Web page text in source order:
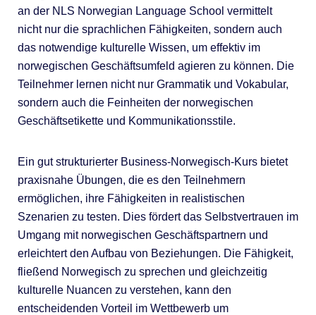
an der NLS Norwegian Language School vermittelt
nicht nur die sprachlichen Fähigkeiten, sondern auch
das notwendige kulturelle Wissen, um effektiv im
norwegischen Geschäftsumfeld agieren zu können. Die
Teilnehmer lernen nicht nur Grammatik und Vokabular,
sondern auch die Feinheiten der norwegischen
Geschäftsetikette und Kommunikationsstile.
Ein gut strukturierter Business-Norwegisch-Kurs bietet
praxisnahe Übungen, die es den Teilnehmern
ermöglichen, ihre Fähigkeiten in realistischen
Szenarien zu testen. Dies fördert das Selbstvertrauen im
Umgang mit norwegischen Geschäftspartnern und
erleichtert den Aufbau von Beziehungen. Die Fähigkeit,
fließend Norwegisch zu sprechen und gleichzeitig
kulturelle Nuancen zu verstehen, kann den
entscheidenden Vorteil im Wettbewerb um